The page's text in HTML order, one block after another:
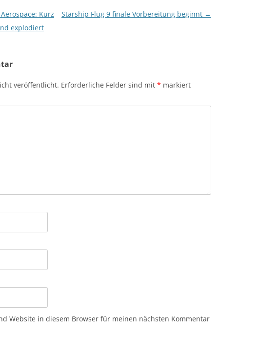
Kurz
explodiert
Starship Flug 9 finale Vorbereitung beginnt →
veröffentlicht. Erforderliche Felder sind mit * markiert
Website in diesem Browser für meinen nächsten Kommentar